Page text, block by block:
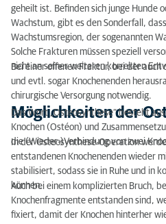
geheilt ist. Befinden sich junge Hunde
Wachstum, gibt es den Sonderfall,
Wachstumsregion, der sogenannten
Solche Frakturen müssen speziell
nicht an seiner weiteren korrekten
Bei einer offenen Fraktur, bei der
und evtl. sogar Knochenenden
chirurgische Versorgung notwendig.
Möglichkeiten der
Das Wort „Osteosynthese“ besteht
Knochen (Ostéon) und
die (Wieder-)Verbindung von zwei
In der Osteosynthese-Operation
entstandenen Knochenenden wieder
stabilisiert, sodass sie in Ruhe und in
können.
Auch bei einem komplizierten Bruch,
Knochenfragmente entstanden sind,
fixiert, damit der Knochen hinterher